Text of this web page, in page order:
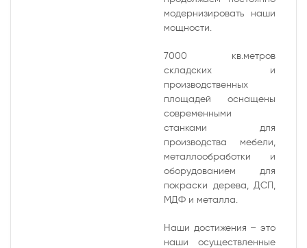
модернизировать наши
мощности.
7000 кв.метров
складских и
производственных
площадей оснащены
современными
станками для
производства мебели,
металлообработки и
оборудованием для
покраски дерева, ДСП,
МДФ и металла.
Наши достижения – это
наши осуществленные